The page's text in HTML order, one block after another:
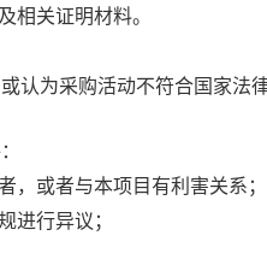
相关证明材料。
认为采购活动不符合国家法
，或者与本项目有利害关系；
进行异议；